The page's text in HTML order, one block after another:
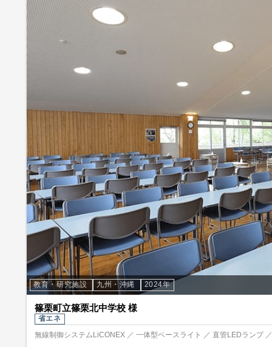
教育・研究施設 九州・沖縄 2024年
篠栗町立篠栗北中学校 様
省エネ
無線制御システムLiCONEX ／ 一体型ベースライト ／ 直管LEDランプ